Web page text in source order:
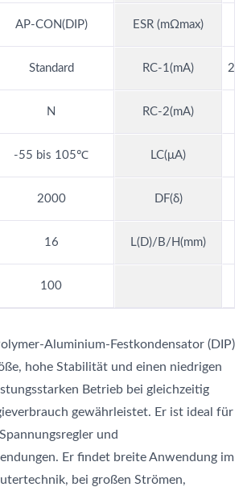
AP-CON(DIP) ESR (mΩmax)
Standard RC-1(mA)
N RC-2(mA)
-55 bis 105℃ LC(μA)
2000 DF(δ)
16 L(D)/B/H(mm)
100
Aluminium-Festkondensator (DIP)
hohe Stabilität und einen niedrigen
Betrieb bei gleichzeitig
gewährleistet. Er ist ideal für
und
Er findet breite Anwendung im
bei großen Strömen,